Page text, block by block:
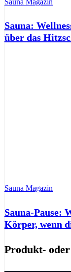
Sauna:
über das
Sauna Magazin
Sauna-Pause:
Körper, wenn
Produkt-